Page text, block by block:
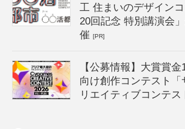
工 住まいのデザイン
20回記念 特別講演会
催[PR]
【公募情報】大賞賞
向け創作コンテスト「
リエイティブコンテス